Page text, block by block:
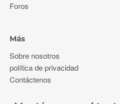
Foros
Más
Sobre nosotros
política de privacidad
Contáctenos